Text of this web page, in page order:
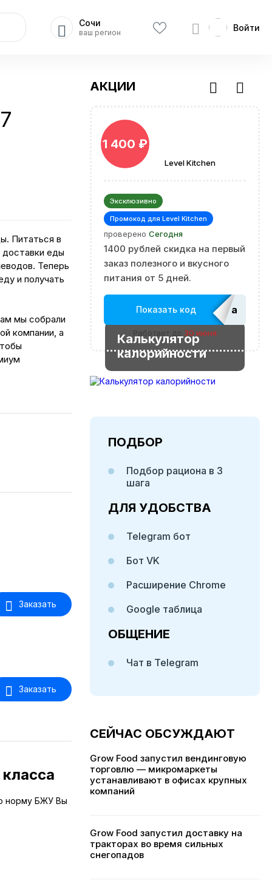
Сочи
ваш регион Войти
Питаться в
еды
Теперь
и получать
мы собрали
компании, а
Заказать
Заказать
норму БЖУ Вы
АКЦИИ
Level Kitchen
1 400 ₽
Эксклюзивно
Промокод для Level Kitchen
проверено Сегодня
1400 рублей скидка на первый
заказ полезного и вкусного
питания от 5 дней.
Показать код
Работает до 30 июня
Калькулятор
калорийности
ПОДБОР
Подбор рациона в 3
шага
ДЛЯ УДОБСТВА
Telegram бот
Бот VK
Расширение Chrome
Google таблица
ОБЩЕНИЕ
Чат в Telegram
СЕЙЧАС ОБСУЖДАЮТ
Grow Food запустил вендинговую
торговлю — микромаркеты
устанавливают в офисах крупных
компаний
Grow Food запустил доставку на
тракторах во время сильных
снегопадов